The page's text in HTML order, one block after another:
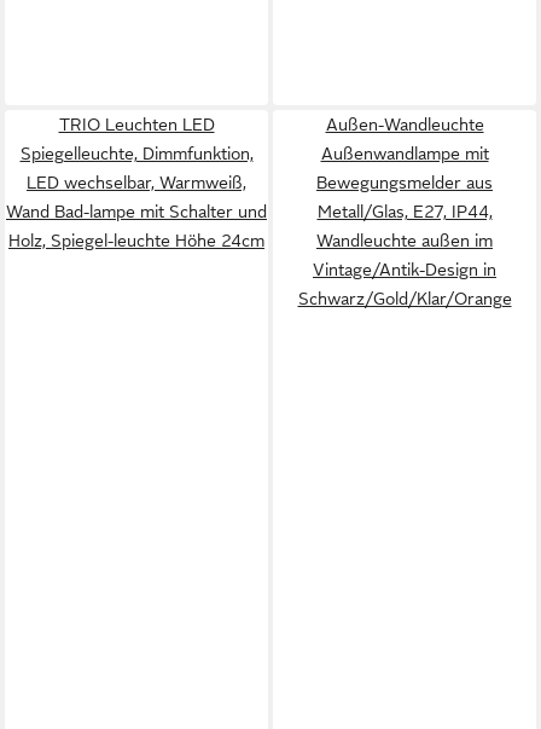
TRIO Leuchten LED
Spiegelleuchte, Dimmfunktion,
LED wechselbar, Warmweiß,
Wand Bad-lampe mit Schalter und
Holz, Spiegel-leuchte Höhe 24cm
Außen-Wandleuchte
Außenwandlampe mit
Bewegungsmelder aus
Metall/Glas, E27, IP44,
Wandleuchte außen im
Vintage/Antik-Design in
Schwarz/Gold/Klar/Orange